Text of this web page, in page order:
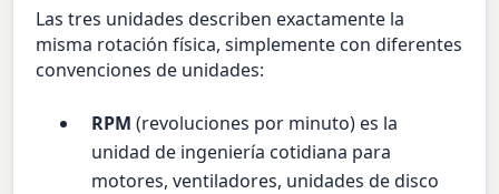
Las tres unidades describen exactamente la
misma rotación física, simplemente con diferentes
convenciones de unidades:
RPM (revoluciones por minuto) es la
unidad de ingeniería cotidiana para
motores, ventiladores, unidades de disco